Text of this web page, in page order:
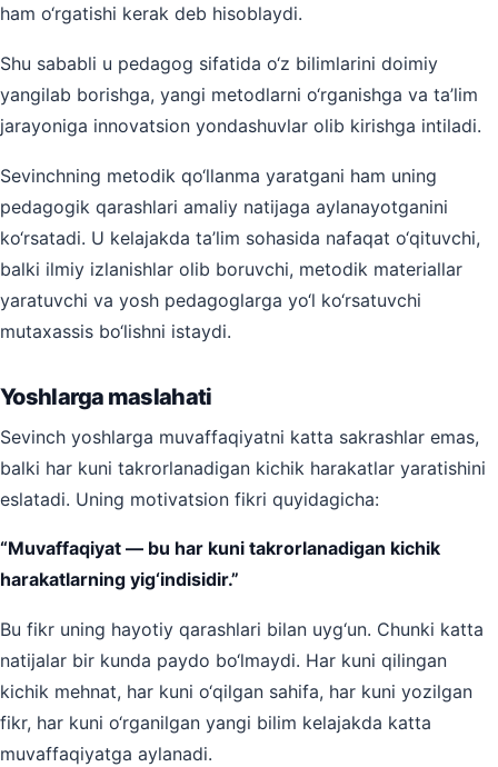
ham o‘rgatishi kerak deb hisoblaydi.
Shu sababli u pedagog sifatida o‘z bilimlarini doimiy
yangilab borishga, yangi metodlarni o‘rganishga va ta’lim
jarayoniga innovatsion yondashuvlar olib kirishga intiladi.
Sevinchning metodik qo‘llanma yaratgani ham uning
pedagogik qarashlari amaliy natijaga aylanayotganini
ko‘rsatadi. U kelajakda ta’lim sohasida nafaqat o‘qituvchi,
balki ilmiy izlanishlar olib boruvchi, metodik materiallar
yaratuvchi va yosh pedagoglarga yo‘l ko‘rsatuvchi
mutaxassis bo‘lishni istaydi.
Yoshlarga maslahati
Sevinch yoshlarga muvaffaqiyatni katta sakrashlar emas,
balki har kuni takrorlanadigan kichik harakatlar yaratishini
eslatadi. Uning motivatsion fikri quyidagicha:
“Muvaffaqiyat — bu har kuni takrorlanadigan kichik
harakatlarning yig‘indisidir.”
Bu fikr uning hayotiy qarashlari bilan uyg‘un. Chunki katta
natijalar bir kunda paydo bo‘lmaydi. Har kuni qilingan
kichik mehnat, har kuni o‘qilgan sahifa, har kuni yozilgan
fikr, har kuni o‘rganilgan yangi bilim kelajakda katta
muvaffaqiyatga aylanadi.